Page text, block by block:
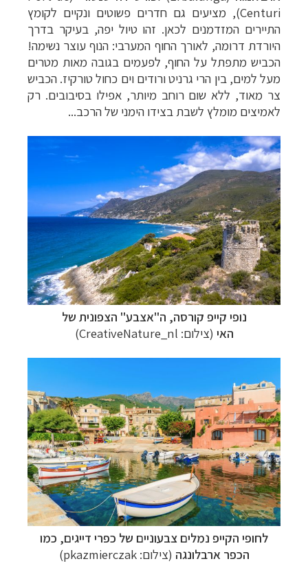
Centuri), מציע
ים גם חדרים פשוטים ונקיים לקומץ
התיירים המזדמנים לכאן. זהו טיול יפה, בעיקר בדרך
היורדת דרומה, לאורך החוף המערבי: הנוף עוצר נשימה!
הכביש מתפתל על החוף, לפעמים בגובה מאות מטרים
מעל למים, בין הרי גרניט ורודים וים כחול טורקיז. הכביש
צר מאוד, ללא שום רוחב מיותר, אפילו בסיבובים. רק
לאמיצים מומלץ לשבת בצידו הימני של הרכב...
נופי קייפ קורסה, ה"אצבע" הצפונית של
האי (צילום: CreativeNature_nl
)
לחופי הקייפ נמלים צבעוניים של כפרי דייגים, כמו
הכפר ארבלונגה (צילום:pkazmierczak
)